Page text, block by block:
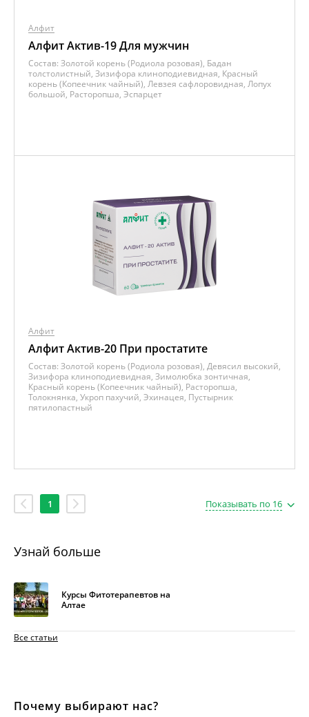
Алфит
Алфит Актив-19 Для мужчин
Состав: Золотой корень (Родиола розовая), Бадан
толстолистный, Зизифора клиноподиевидная, Красный
корень (Копеечник чайный), Левзея сафлоровидная, Лопух
большой, Расторопша, Эспарцет
Алфит
Алфит Актив-20 При простатите
Состав: Золотой корень (Родиола розовая), Девясил высокий,
Зизифора клиноподиевидная, Зимолюбка зонтичная,
Красный корень (Копеечник чайный), Расторопша,
Толокнянка, Укроп пахучий, Эхинацея, Пустырник
пятилопастный
1 Показывать по 16
Узнай больше
Курсы Фитотерапевтов на
Алтае
Все статьи
Почему выбирают нас?